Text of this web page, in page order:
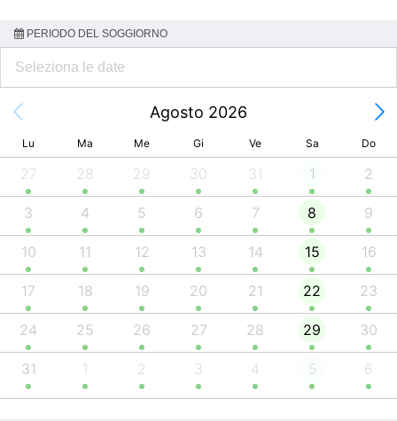
PERIODO DEL SOGGIORNO
Agosto 2026
Lu Ma Me Gi Ve Sa Do
27 28 29 30 31 1 2
3 4 5 6 7 8 9
10 11 12 13 14 15 16
17 18 19 20 21 22 23
24 25 26 27 28 29 30
31 1 2 3 4 5 6